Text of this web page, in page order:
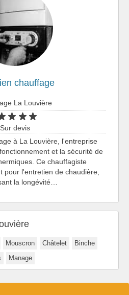
chauffage
La Louvière
Sur devis
à La Louvière, l'entreprise
et la sécurité de
Ce chauffagiste
pour l'entretien de chaudière,
la longévité…
Mouscron Châtelet
Binche
Manage